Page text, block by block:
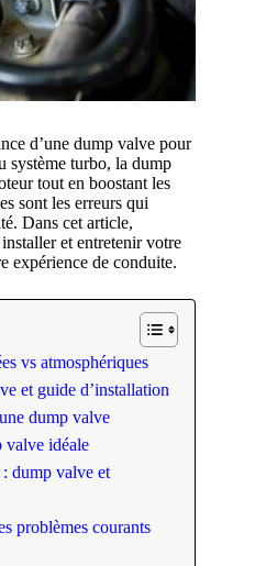
d’une dump valve pour
système turbo, la dump
tout en boostant les
sont les erreurs qui
Dans cet article,
et entretenir votre
expérience de conduite.
vs atmosphériques
et guide d’installation
dump valve
valve idéale
dump valve et
problèmes courants